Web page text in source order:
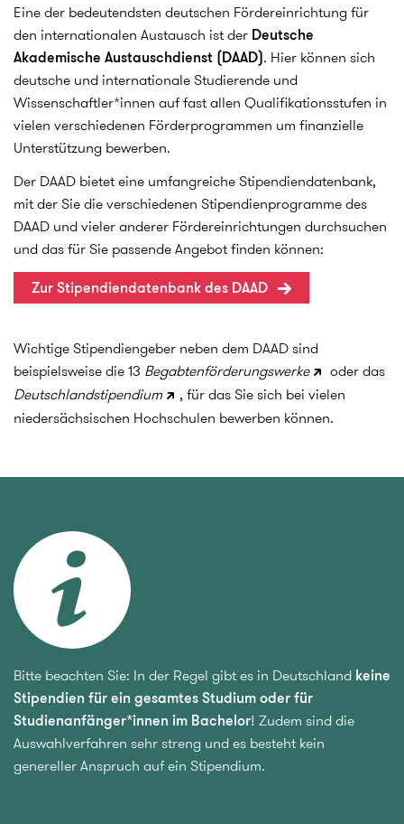
Eine der bedeutendsten deutschen Fördereinrichtung für
den internationalen Austausch ist der Deutsche
Akademische Austauschdienst (DAAD). Hier können sich
deutsche und internationale Studierende und
Wissenschaftler*innen auf fast allen Qualifikationsstufen in
vielen verschiedenen Förderprogrammen um finanzielle
Unterstützung bewerben.
Der DAAD bietet eine umfangreiche Stipendiendatenbank,
mit der Sie die verschiedenen Stipendienprogramme des
DAAD und vieler anderer Fördereinrichtungen durchsuchen
und das für Sie passende Angebot finden können:
Zur Stipendiendatenbank des DAAD
Wichtige Stipendiengeber neben dem DAAD sind
beispielsweise die 13 Begabtenförderungswerke
oder das
Deutschlandstipendium
, für das Sie sich bei vielen
niedersächsischen Hochschulen bewerben können.
Bitte beachten Sie: In der Regel gibt es in Deutschland keine
Stipendien für ein gesamtes Studiumoder für
Studienanfänger*innen im Bachelor! Zudem sind die
Auswahlverfahren sehr streng und es besteht kein
genereller Anspruch auf ein Stipendium.